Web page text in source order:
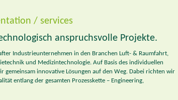
/ services
anspruchsvolle Projekte.
Industrieunternehmen in den Branchen Luft- & Raumfahrt,
und Medizintechnologie. Auf Basis des individuellen
gemeinsam innovative Lösungen auf den Weg. Dabei richten wir
entlang der gesamten Prozesskette – Engineering,